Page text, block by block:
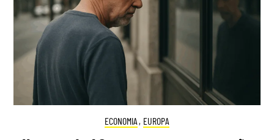
ECONOMIA , EUROPA